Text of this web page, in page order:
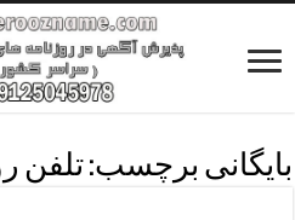
بایگانی برچسب:تلفن